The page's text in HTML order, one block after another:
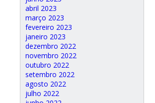
abril 2023
março 2023
fevereiro 2023
janeiro 2023
dezembro 2022
novembro 2022
outubro 2022
setembro 2022
agosto 2022
julho 2022